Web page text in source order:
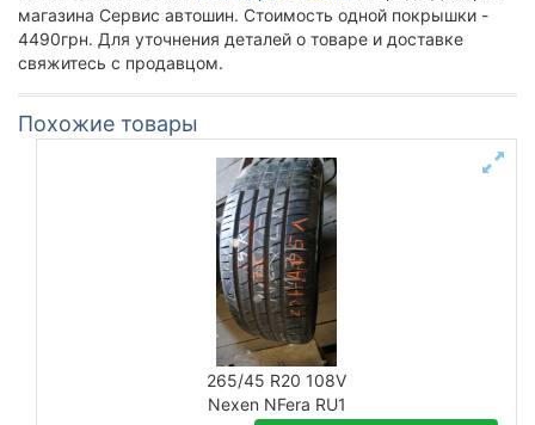
магазина Сервис автошин. Стоимость одной покрышки -
4490грн. Для уточнения деталей о товаре и доставке
свяжитесь с продавцом.
Похожие товары
265/45 R20 108V
Nexen NFera RU1